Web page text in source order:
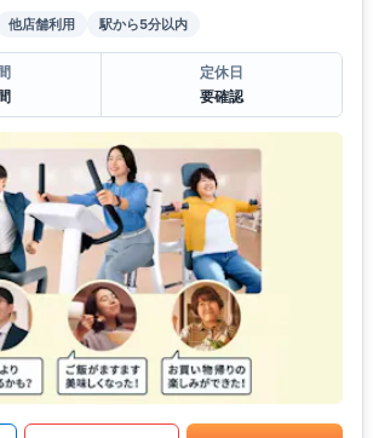
他店舗利用 駅から5分以内
定休日
要確認